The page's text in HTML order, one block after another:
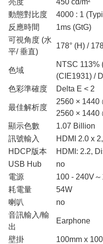
亮度
450 cd/m²
動態對比度
4000 : 1
反應時間
1ms (GtG)
可視角度 (水
平/ 垂直)
178° (H) /
色域
NTSC 113%
(CIE1931) /
色彩準確度
Delta E < 2
最佳解析度
2560 × 1440
2560 × 1440
顯示色數
1.07 Billion
訊號輸入
HDMI 2.0 x
HDCP版本
HDMI: 2.2,
USB Hub
no
電源
100 - 240V
耗電量
54W
喇叭
no
音訊輸入/輸
出
Earphone
壁掛 100mm x